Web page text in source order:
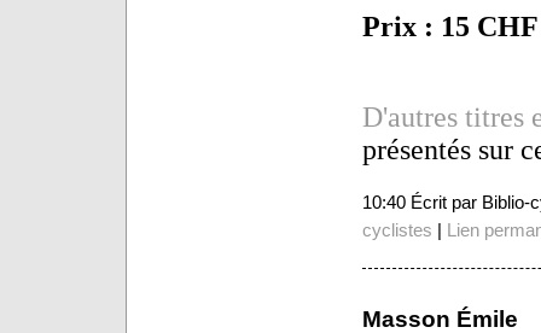
Prix : 15 CHF
D'autres titres
présentés sur
10:40 Écrit par Biblio-
cyclistes | Lien
Masson Émile